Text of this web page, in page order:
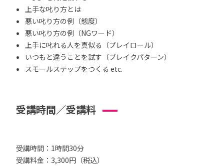
上手な叱り方とは
悪い叱り方の例（態度）
悪い叱り方の例（NGワード）
上手に叱れる人を真似る（プレイロール）
いつもと違うことを試す（ブレイクパターン）
スモールステップをつくる etc.
受講時間／受講料
受講時間：1時間30分
受講料金：3,300円（税込）